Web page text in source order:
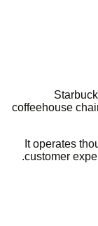
coffeehouse
It operates
customer